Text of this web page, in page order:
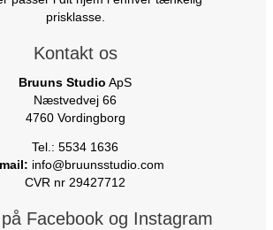
prisklasse.
Kontakt os
Bruuns Studio ApS
Næstvedvej 66
4760 Vordingborg
Tel.: 5534 1636
info@bruunsstudio.com
CVR nr 29427712
Facebook og Instagram